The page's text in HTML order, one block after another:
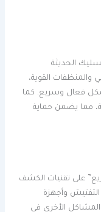
الحديثة
والمنظفات القوية،
فعال وسريع. كما
مما يضمن حماية
على تقنيات الكشف
وأجهزة
الأخرى في